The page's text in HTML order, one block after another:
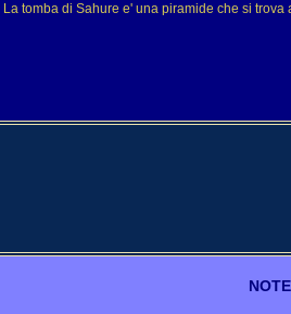
La tomba di Sahure e' una piramide che si